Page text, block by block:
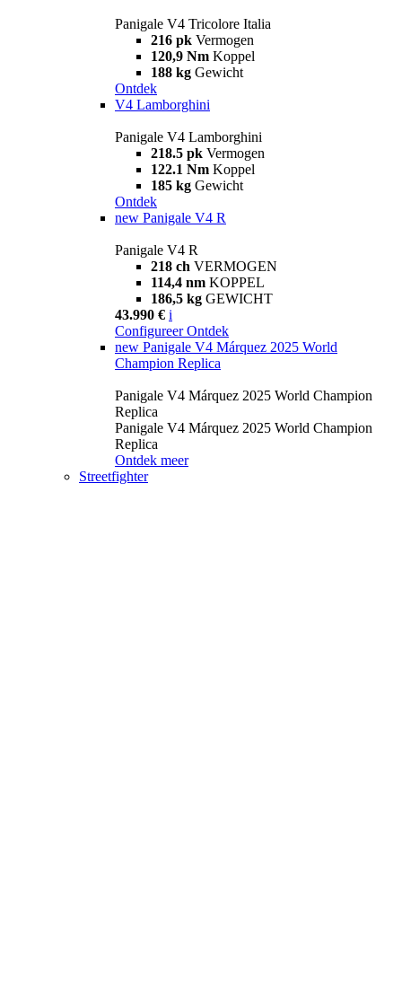
Panigale V4 Tricolore Italia
216 pk Vermogen
120,9 Nm Koppel
188 kg Gewicht
Ontdek
V4 Lamborghini
Panigale V4 Lamborghini
218.5 pk Vermogen
122.1 Nm Koppel
185 kg Gewicht
Ontdek
new Panigale V4 R
Panigale V4 R
218 ch VERMOGEN
114,4 nm KOPPEL
186,5 kg GEWICHT
43.990 € i
Configureer Ontdek
new Panigale V4 Márquez 2025 World
Champion Replica
Panigale V4 Márquez 2025 World Champion
Replica
Panigale V4 Márquez 2025 World Champion
Replica
Ontdek meer
Streetfighter